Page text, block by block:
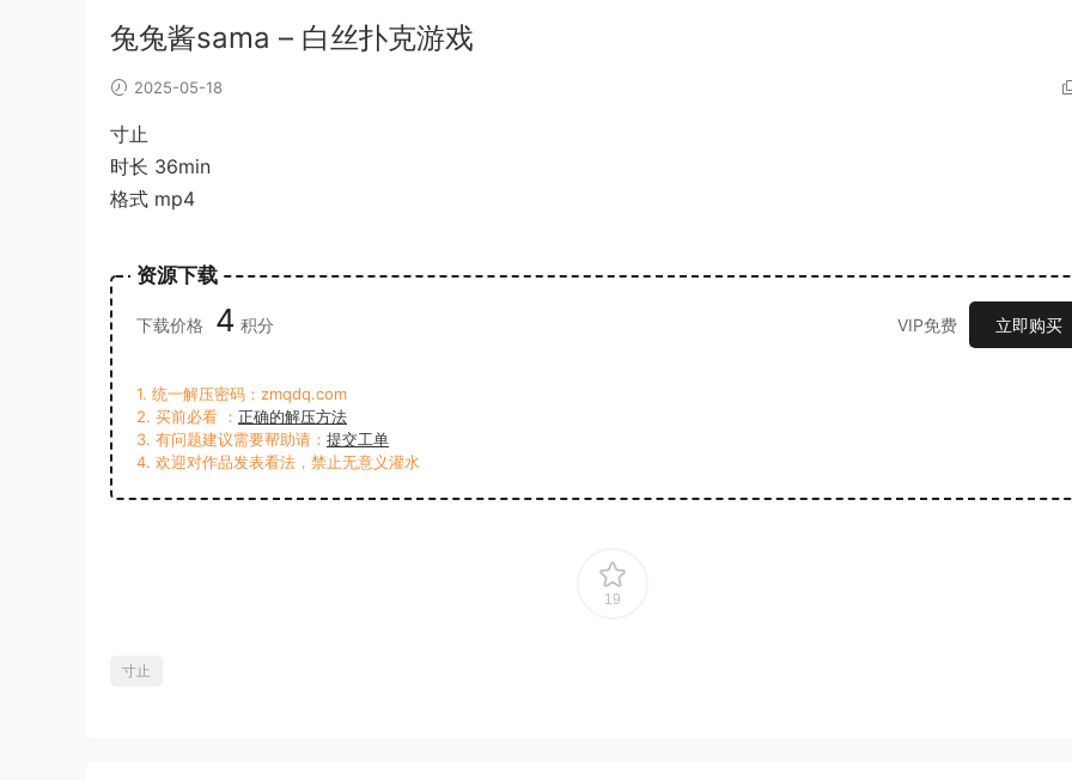
兔兔酱sama – 白丝扑克游戏
2025-05-18
寸止
时长 36min
格式 mp4
资源下载
下载价格 4 积分 VIP免费 立即购买
1. 统一解压密码：zmqdq.com
2. 买前必看 ： 正确的解压方法
3. 有问题建议需要帮助请： 提交工单
4. 欢迎对作品发表看法，禁止无意义灌水
19
寸止